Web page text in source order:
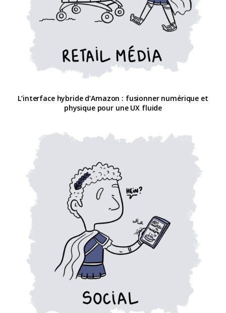
L’interface hybride d’Amazon : fusionner numérique et
physique pour une UX fluide